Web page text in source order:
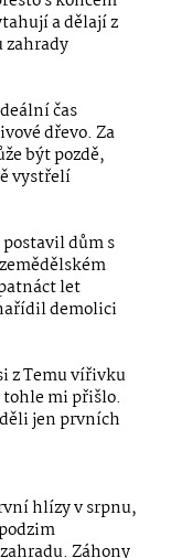
a dělají z
zahrady
čas
dřevo. Za
být pozdě,
vystřelí
dům s
let
demolici
z Temu vířivku
tohle mi přišlo.
jen prvních
hlízy v srpnu,
Záhony